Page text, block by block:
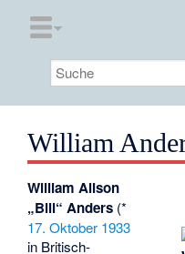
William
William Alison
„Bill“ Anders (*
17. Oktober 1933
in Britisch-